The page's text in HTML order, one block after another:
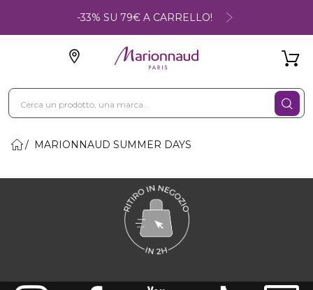
-33% SU 79€ A CARRELLO!
MARIONNAUD SUMMER DAYS